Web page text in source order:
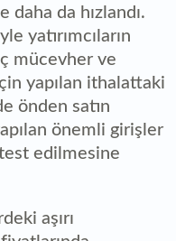
da hızlandı.
yatırımcıların
mücevher ve
yapılan ithalattaki
önden satın
önemli girişler
edilmesine
aşırı